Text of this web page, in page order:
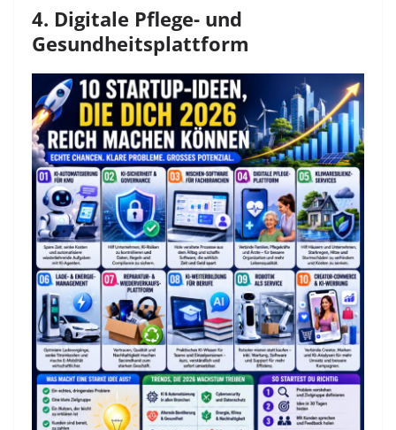
4. Digitale Pflege- und
Gesundheitsplattform